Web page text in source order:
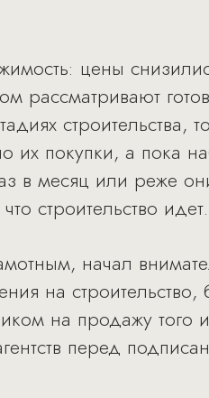
цены
рассматривают
строительства,
их покупки, а пока
в месяц или реже
строительство идет.
начал
на строительство,
на продажу того
перед